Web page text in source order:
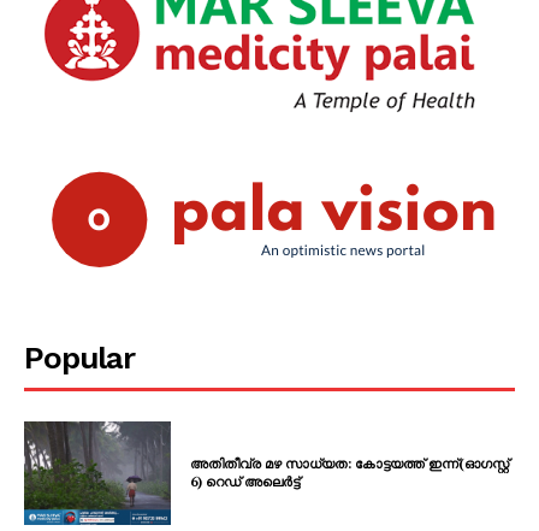
Popular
അതിതീവ്ര മഴ സാധ്യത: കോട്ടയത്ത് ഇന്ന്(ഓഗസ്റ്റ്
6) റെഡ് അലെർട്ട്